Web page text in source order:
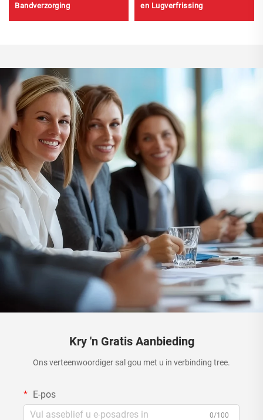
Bandverzorging
en Lugverfrissing
Kry 'n Gratis Aanbieding
Ons verteenwoordiger sal gou met u in verbinding tree.
E-pos
0/100